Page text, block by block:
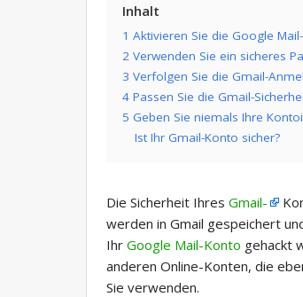
Inhalt
1 Aktivieren Sie die Google
2 Verwenden Sie ein sicheres
3 Verfolgen Sie die Gmail-
4 Passen Sie die Gmail-
5 Geben Sie niemals Ihre
Ist Ihr Gmail-Konto sicher?
Die Sicherheit Ihres Gmail-
werden in Gmail gespeichert
Ihr Google Mail-Konto gehackt
anderen Online-Konten, die
Sie verwenden.